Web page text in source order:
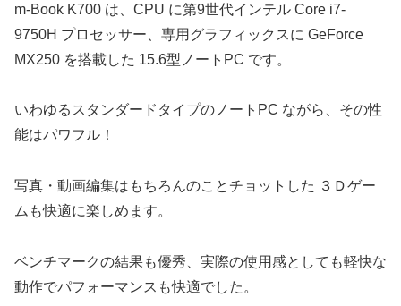
m-Book K700 は、CPU に第9世代インテル Core i7-
9750H プロセッサー、専用グラフィックスに GeForce
MX250 を搭載した 15.6型ノートPC です。
いわゆるスタンダードタイプのノートPC ながら、その性
能はパワフル！
写真・動画編集はもちろんのことチョットした ３Ｄゲー
ムも快適に楽しめます。
ベンチマークの結果も優秀、実際の使用感としても軽快な
動作でパフォーマンスも快適でした。